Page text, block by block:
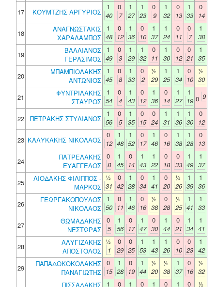
17 ΚΟΥΜΤΖΗΣ ΑΡΓΥΡΙΟΣ
1
40
0
7
1
27
1
23
0
9
1
32
0
13
1
33
0
14
18
ΑΝΑΓΝΩΣΤΑΚΙΣ
ΧΑΡΑΛΑΜΠΟΣ
1
48
0
12
1
36
0
10
1
37
1
24
0
11
0
7
1
38
19
ΒΑΛΛΙΑΝΟΣ
ΓΕΡΑΣΙΜΟΣ
1
49
0
3
1
29
1
32
0
11
1
30
0
12
0
21
1
35
20
ΜΠΑΜΠΙΟΛΑΚΗΣ
ΑΝΤΩΝΙΟΣ
1
45
0
8
1
33
0
2
½
29
1
25
1
34
0
10
½
30
21
ΦΥΝΤΡΙΛΑΚΗΣ
ΣΤΑΥΡΟΣ
1
54
0
4
1
43
0
12
1
36
0
14
1
27
1
19 0 9
22 ΠΕΤΡΑΚΗΣ ΣΤΥΛΙΑΝΟΣ
1
56
0
5
1
35
0
15
0
24
1
31
1
36
1
30
0
12
23 ΚΑΛΥΚΑΚΗΣ ΝΙΚΟΛΑΟΣ
0
12
1
48
1
52
0
17
1
46
0
16
1
38
1
28
0
13
24
ΠΑΤΡΕΛΑΚΗΣ
ΕΥΑΓΓΕΛΟΣ
0
8
1
45
0
14
1
43
1
22
0
18
0
33
1
49
1
37
25
ΛΙΟΔΑΚΗΣ ΦΙΛΙΠΠΟΣ -
ΜΑΡΚΟΣ
½
31
0
42
1
28
0
34
1
41
0
20
½
26
1
39
1
36
26
ΓΕΩΡΓΑΚΟΠΟΥΛΟΣ
ΝΙΚΟΛΑΟΣ
1
50
0
11
1
46
0
16
½
38
0
28
½
25
1
41
1
33
27
ΘΩΜΑΔΑΚΗΣ
ΝΕΣΤΩΡΑΣ
0
5
1
56
0
17
1
47
0
30
1
44
0
21
1
34
1
41
28
ΑΛΥΓΙΖΑΚΗΣ
ΑΠΟΣΤΟΛΟΣ
½
1
0
29
0
25
1
53
1
43
1
26
0
10
0
23
1
42
29
ΠΑΠΑΔΟΚΟΚΟΛΑΚΗΣ
ΠΑΝΑΓΙΩΤΗΣ
0
15
1
28
0
19
1
44
½
20
½
38
1
37
0
16
½
32
ΠΙΣΣΑΔΑΚΗΣ
1
0
1
0
1
0
1
0
½